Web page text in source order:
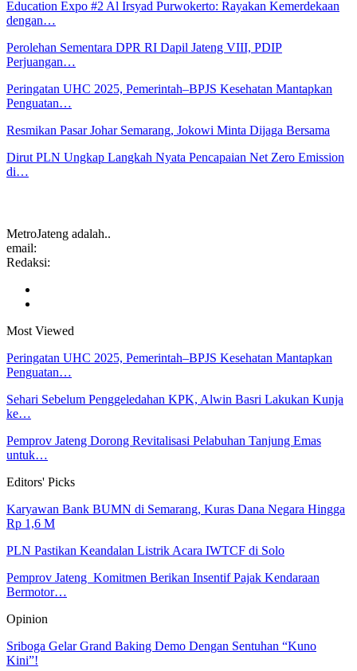
Education Expo #2 Al Irsyad Purwokerto: Rayakan Kemerdekaan
dengan…
Perolehan Sementara DPR RI Dapil Jateng VIII, PDIP
Perjuangan…
Peringatan UHC 2025, Pemerintah–BPJS Kesehatan Mantapkan
Penguatan…
Resmikan Pasar Johar Semarang, Jokowi Minta Dijaga Bersama
Dirut PLN Ungkap Langkah Nyata Pencapaian Net Zero Emission
di…
MetroJateng adalah..
email:
Redaksi:
Most Viewed
Peringatan UHC 2025, Pemerintah–BPJS Kesehatan Mantapkan
Penguatan…
Sehari Sebelum Penggeledahan KPK, Alwin Basri Lakukan Kunja
ke…
Pemprov Jateng Dorong Revitalisasi Pelabuhan Tanjung Emas
untuk…
Editors' Picks
Karyawan Bank BUMN di Semarang, Kuras Dana Negara Hingga
Rp 1,6 M
PLN Pastikan Keandalan Listrik Acara IWTCF di Solo
Pemprov Jateng Komitmen Berikan Insentif Pajak Kendaraan
Bermotor…
Opinion
Sriboga Gelar Grand Baking Demo Dengan Sentuhan “Kuno
Kini”!